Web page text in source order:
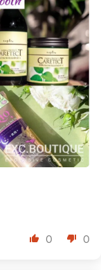
0 0